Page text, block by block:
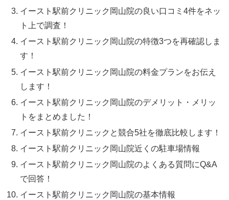
イースト駅前クリニック岡山院の良い口コミ4件をネッ
ト上で調査！
イースト駅前クリニック岡山院の特徴3つを再確認しま
す！
イースト駅前クリニック岡山院の料金プランをお伝え
します！
イースト駅前クリニック岡山院のデメリット・メリッ
トをまとめました！
イースト駅前クリニックと競合5社を徹底比較します！
イースト駅前クリニック岡山院近くの駐車場情報
イースト駅前クリニック岡山院のよくある質問にQ&A
で回答！
イースト駅前クリニック岡山院の基本情報